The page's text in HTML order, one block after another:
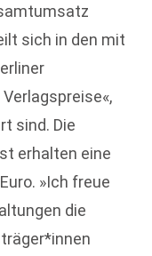
sich in den mit
sind. Die
erhalten eine
»Ich freue
die